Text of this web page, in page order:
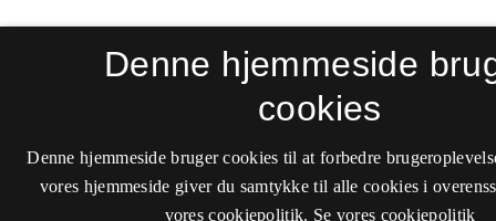
Denne hjemmeside
cookies
Denne hjemmeside bruger cookies til at forbedre
vores hjemmeside giver du samtykke til alle cookies i
vores cookiepolitik. Se vores cookiepolitik